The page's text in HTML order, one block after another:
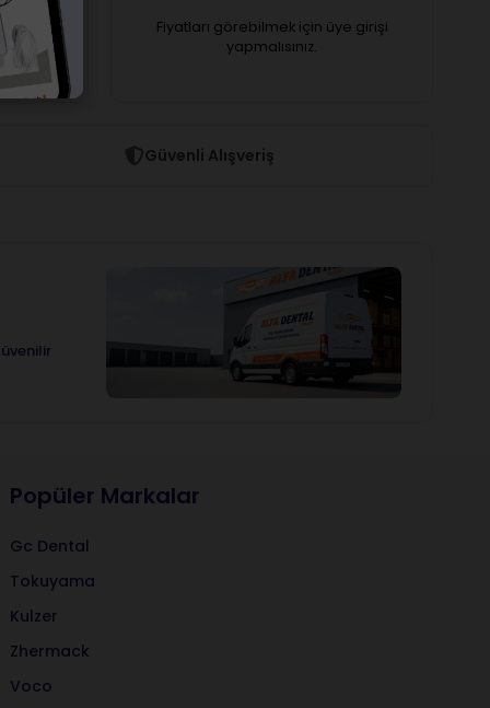
girişi
Fiyatları görebilmek için üye girişi
yapmalısınız.
Güvenli Alışveriş
Popüler Markalar
Gc Dental
Tokuyama
Kulzer
Zhermack
Voco